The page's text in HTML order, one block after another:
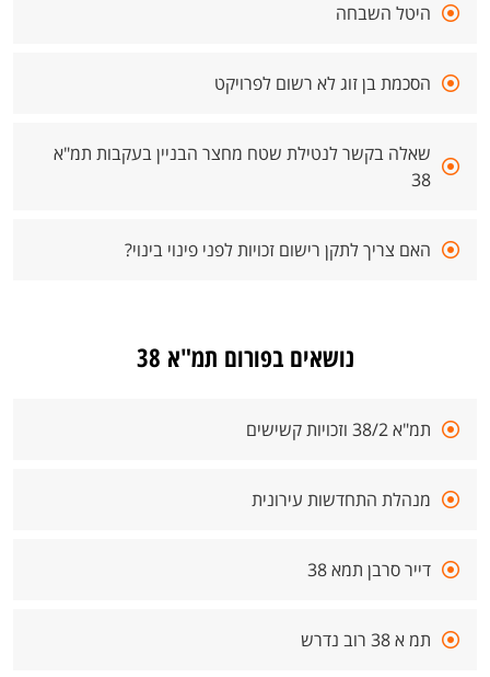
היטל השבחה
הסכמת בן זוג לא רשום לפרויקט
שאלה בקשר לנטילת שטח מחצר הבניין בעקבות תמ"א
38
האם צריך לתקן רישום זכויות לפני פינוי בינוי?
נושאים בפורום תמ"א 38
תמ"א 38/2 וזכויות קשישים
מנהלת התחדשות עירונית
דייר סרבן תמא 38
תמ א 38 רוב נדרש